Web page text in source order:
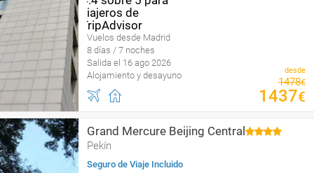
Vuelos desde Madrid
8 días / 7 noches
Salida el 16 ago 2026
Alojamiento y desayuno
desde
1478€
1437€
Grand Mercure Beijing Central
Pekín
Seguro de Viaje Incluido